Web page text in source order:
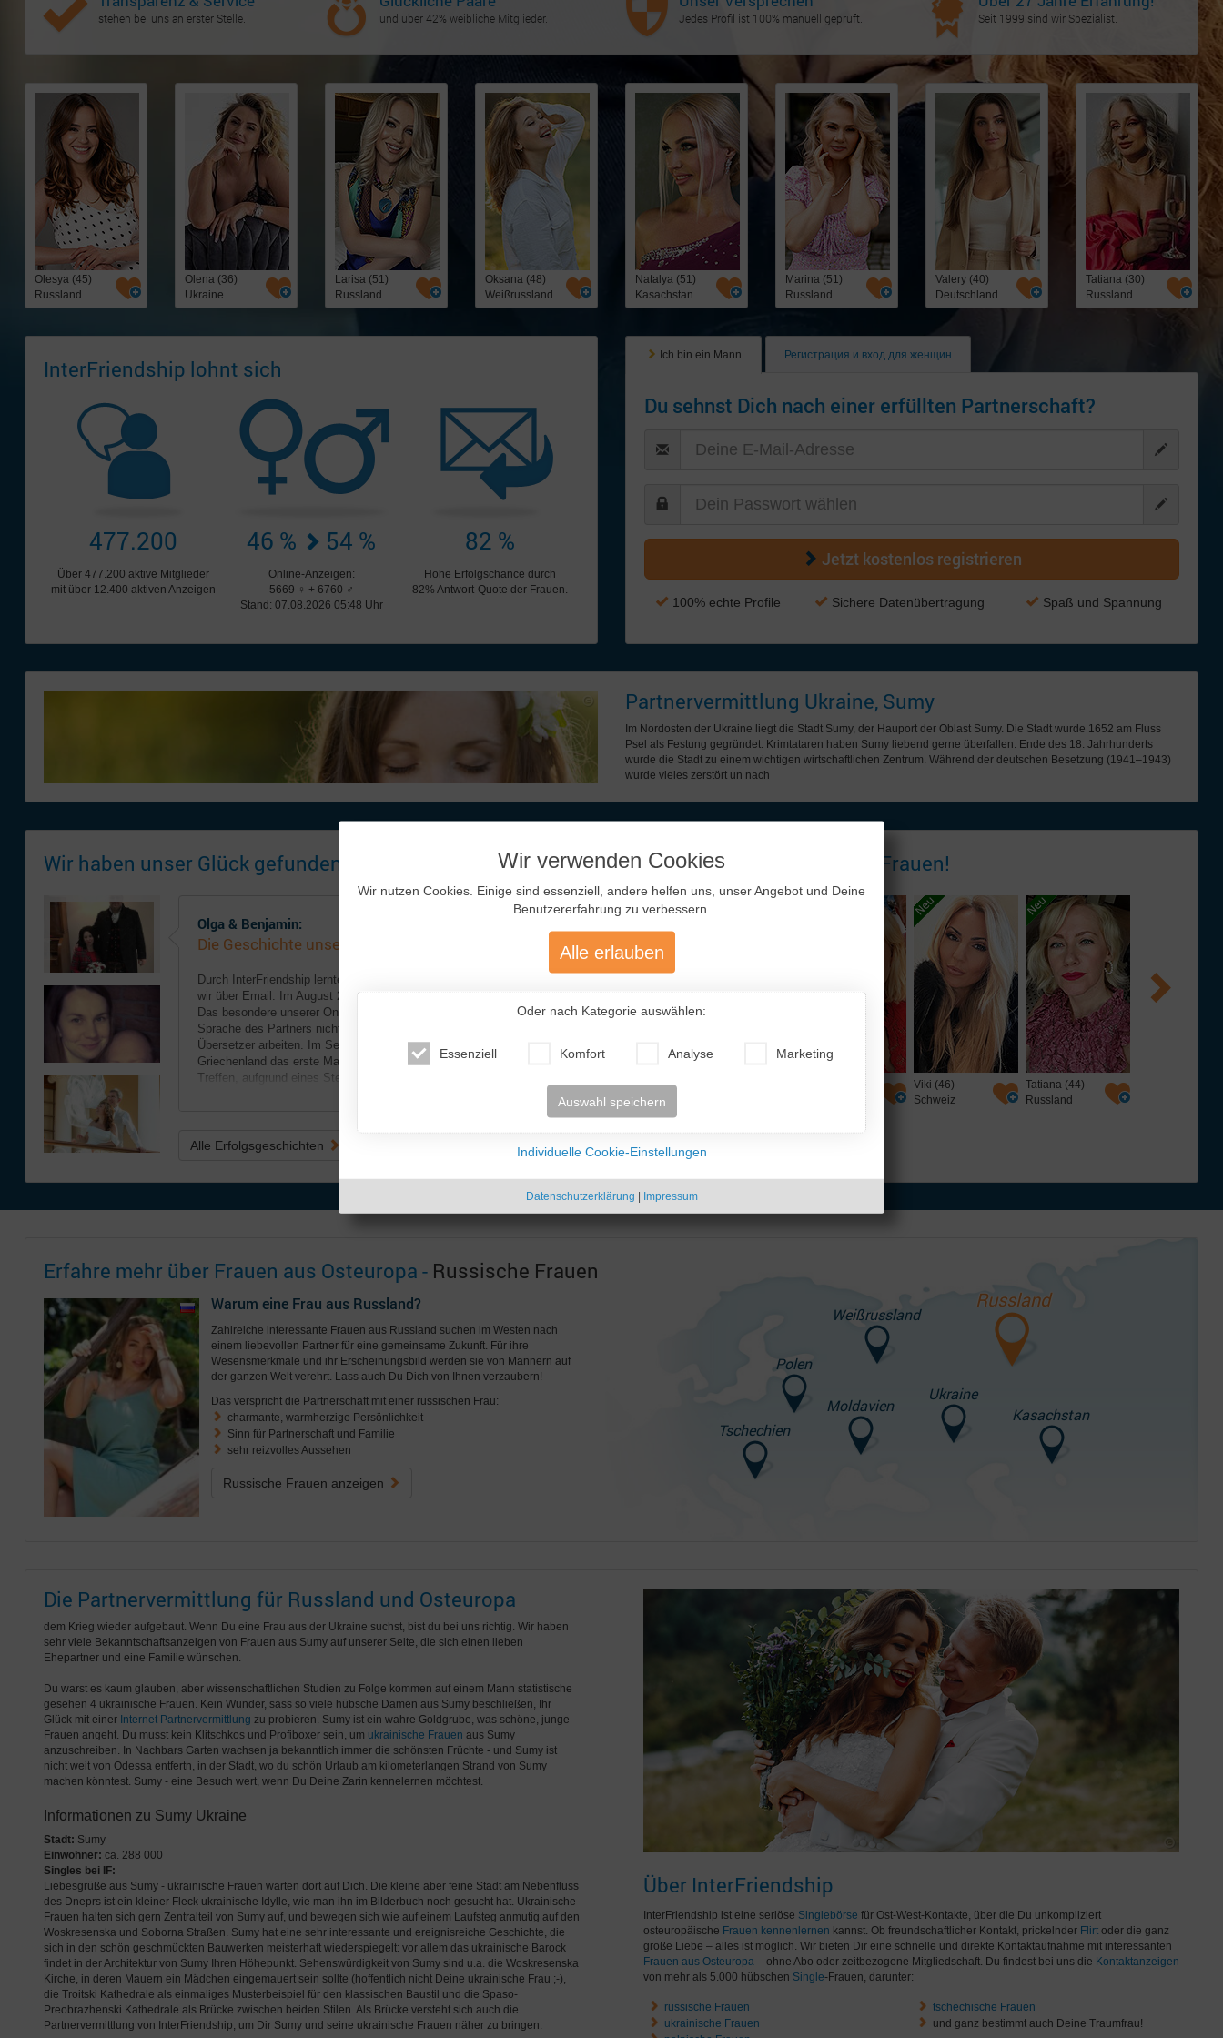
stehen bei uns an erster Stelle. und über 42% weibliche Mitglieder. Jedes Profil ist 100% manuell geprüft. Seit 1999 sind wir Spezialist.
Olesya (45)
Russland
Olena (36)
Ukraine
Larisa (51)
Russland
Oksana (48)
Weißrussland
Natalya (51)
Kasachstan
Marina (51)
Russland
Valery (40)
Deutschland
Tatiana (30)
Russland
InterFriendship lohnt sich
477.200
Über 477.200 aktive Mitglieder
mit über 12.400 aktiven Anzeigen
46 % 54 %
Online-Anzeigen:
5669 ♀ + 6760 ♂
Stand: 07.08.2026 05:48 Uhr
82 %
Hohe Erfolgschance durch
82% Antwort-Quote der Frauen.
Ich bin ein Mann Регистрация и вход для женщин
Du sehnst Dich nach einer erfüllten Partnerschaft?
Jetzt kostenlos registrieren
100% echte Profile Sichere Datenübertragung Spaß und Spannung
Partnervermittlung Ukraine, Sumy
Im Nordosten der Ukraine liegt die Stadt Sumy, der Hauport der Oblast Sumy. Die Stadt wurde 1652 am Fluss
Psel als Festung gegründet. Krimtataren haben Sumy liebend gerne überfallen. Ende des 18. Jahrhunderts
wurde die Stadt zu einem wichtigen wirtschaftlichen Zentrum. Während der deutschen Besetzung (1941–1943)
wurde vieles zerstört un nach
Wir haben unser Glück gefunden!
Olga & Benjamin:
Die Geschichte unserer Liebe
Durch InterFriendship lernten wir uns kennen. Am Anfang schrieben
wir über Email. Im August 2016 schrieben wir uns über What´s App.
Das besondere unserer Online-Freundschaft war, dass wir die
Sprache des Partners nicht konnten. Wir beide mussten mit einem
Übersetzer arbeiten. Im September 2016 wollten wir uns in
Griechenland das erste Mal treffen. Leider kam es nicht zu diesem
Treffen, aufgrund eines Sterbefalls in meiner ...
Alle Erfolgsgeschichten
Neueste Frauen!
Ann (22)
Russland
Tatiana (44)
Russland
Mila (53)
Russland
Erfahre mehr über Frauen aus Osteuropa - Russische Frauen
Warum eine Frau aus Russland?
Zahlreiche interessante Frauen aus Russland suchen im Westen nach
einem liebevollen Partner für eine gemeinsame Zukunft. Für ihre
Wesensmerkmale und ihr Erscheinungsbild werden sie von Männern auf
der ganzen Welt verehrt. Lass auch Du Dich von Ihnen verzaubern!
Das verspricht die Partnerschaft mit einer russischen Frau:
charmante, warmherzige Persönlichkeit
Sinn für Partnerschaft und Familie
sehr reizvolles Aussehen
Russische Frauen anzeigen
Weißrussland
Russland
Polen
Ukraine
Moldavien Kasachstan
Tschechien
Die Partnervermittlung für Russland und Osteuropa
dem Krieg wieder aufgebaut. Wenn Du eine Frau aus der Ukraine suchst, bist du bei uns richtig. Wir haben
sehr viele Bekanntschaftsanzeigen von Frauen aus Sumy auf unserer Seite, die sich einen lieben
Ehepartner und eine Familie wünschen.
Du warst es kaum glauben, aber wissenschaftlichen Studien zu Folge kommen auf einem Mann statistische
gesehen 4 ukrainische Frauen. Kein Wunder, sass so viele hübsche Damen aus Sumy beschließen, Ihr
Glück mit einer Internet Partnervermittlung zu probieren. Sumy ist ein wahre Goldgrube, was schöne, junge
Frauen angeht. Du musst kein Klitschkos und Profiboxer sein, um ukrainische Frauen aus Sumy
anzuschreiben. In Nachbars Garten wachsen ja bekanntlich immer die schönsten Früchte - und Sumy ist
nicht weit von Odessa entfertn, in der Stadt, wo du schön Urlaub am kilometerlangen Strand von Sumy
machen könntest. Sumy - eine Besuch wert, wenn Du Deine Zarin kennelernen möchtest.
Informationen zu Sumy Ukraine
Stadt: Sumy
Einwohner: ca. 288 000
Singles bei IF:
Liebesgrüße aus Sumy - ukrainische Frauen warten dort auf Dich. Die kleine aber feine Stadt am Nebenfluss
des Dneprs ist ein kleiner Fleck ukrainische Idylle, wie man ihn im Bilderbuch noch gesucht hat. Ukrainische
Frauen halten sich gern Zentralteil von Sumy auf, und bewegen sich wie auf einem Laufsteg anmutig auf den
Woskresenska und Soborna Straßen. Sumy hat eine sehr interessante und ereignisreiche Geschichte, die
sich in den schön geschmückten Bauwerken meisterhaft wiederspiegelt: vor allem das ukrainische Barock
findet in der Architektur von Sumy Ihren Höhepunkt. Sehenswürdigkeit von Sumy sind u.a. die Woskresenska
Kirche, in deren Mauern ein Mädchen eingemauert sein sollte (hoffentlich nicht Deine ukrainische Frau ;-),
die Troitski Kathedrale als einmaliges Musterbeispiel für den klassischen Baustil und die Spaso-
Preobrazhenski Kathedrale als Brücke zwischen beiden Stilen. Als Brücke versteht sich auch die
Partnervermittlung von InterFriendship, um Dir Sumy und seine ukrainische Frauen näher zu bringen.
Über InterFriendship
InterFriendship ist eine seriöse Singlebörse für Ost-West-Kontakte, über die Du unkompliziert
osteuropäische Frauen kennenlernen kannst. Ob freundschaftlicher Kontakt, prickelnder Flirt oder die ganz
große Liebe – alles ist möglich. Wir bieten Dir eine schnelle und direkte Kontaktaufnahme mit interessanten
Frauen aus Osteuropa – ohne Abo oder zeitbezogene Mitgliedschaft. Du findest bei uns die Kontaktanzeigen
von mehr als 5.000 hübschen Single-Frauen, darunter:
russische Frauen
ukrainische Frauen
tschechische Frauen
und ganz bestimmt auch Deine Traumfrau!
Wir verwenden Cookies
Wir nutzen Cookies. Einige sind essenziell, andere helfen uns, unser Angebot und Deine
Benutzererfahrung zu verbessern.
Alle erlauben
Oder nach Kategorie auswählen:
Essenziell Komfort Analyse Marketing
Auswahl speichern
Individuelle Cookie-Einstellungen
Datenschutzerklärung | Impressum